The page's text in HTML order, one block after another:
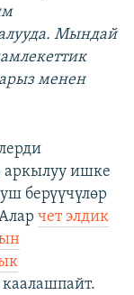
Мындай
менен
аркылуу ишке
берүүчүлөр
чет элдик